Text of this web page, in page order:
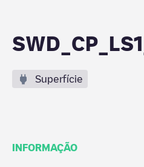
Superfície
INFORMAÇÃO